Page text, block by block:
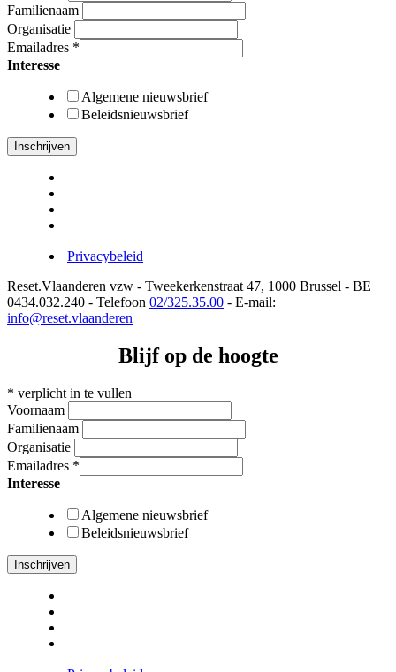
Familienaam
Organisatie
Emailadres *
Interesse
Algemene nieuwsbrief
Beleidsnieuwsbrief
Privacybeleid
Reset.Vlaanderen vzw - Tweekerkenstraat 47, 1000 Brussel - BE
0434.032.240 - Telefoon 02/325.35.00 - E-mail:
info@reset.vlaanderen
Blijf op de hoogte
* verplicht in te vullen
Voornaam
Familienaam
Organisatie
Emailadres *
Interesse
Algemene nieuwsbrief
Beleidsnieuwsbrief